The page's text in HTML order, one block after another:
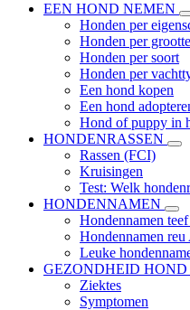
EEN HOND NEMEN
Honden per
Honden per grootte
Honden per soort
Honden per
Een hond kopen
Een hond
Hond of puppy in
HONDENRASSEN
Rassen (FCI)
Kruisingen
Test: Welk
HONDENNAMEN
Hondennamen
Hondennamen reu
Leuke
GEZONDHEID HOND
Ziektes
Symptomen